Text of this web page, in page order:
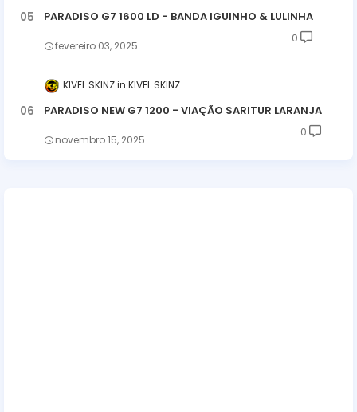
PARADISO G7 1600 LD - BANDA IGUINHO & LULINHA
fevereiro 03, 2025
0
KIVEL SKINZ KIVEL SKINZ
PARADISO NEW G7 1200 - VIAÇÃO SARITUR LARANJA
novembro 15, 2025
0